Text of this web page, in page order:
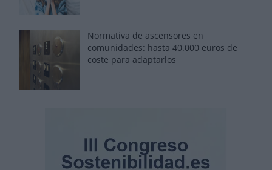
Normativa de ascensores en
comunidades: hasta 40.000 euros de
coste para adaptarlos